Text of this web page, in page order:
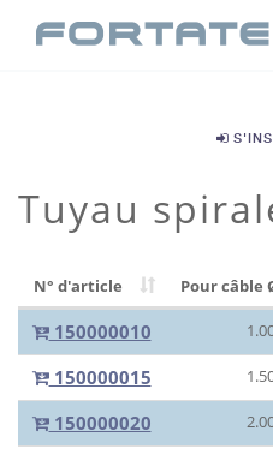
Tuyau
N° d'article Pour câble
150000010
150000015
150000020